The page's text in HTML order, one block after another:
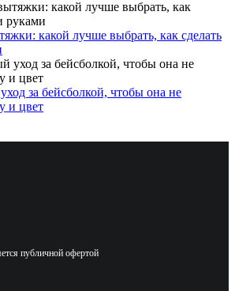
какой лучше выбрать, как сделать
за бейсболкой, чтобы она не
и цвет
офертой